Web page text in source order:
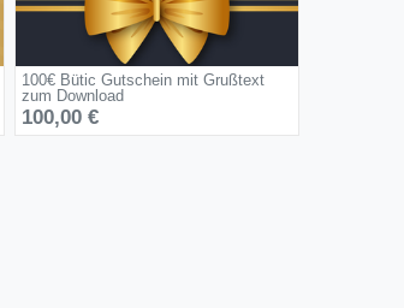
100€ Bütic Gutschein mit Grußtext
zum Download
100,00 €